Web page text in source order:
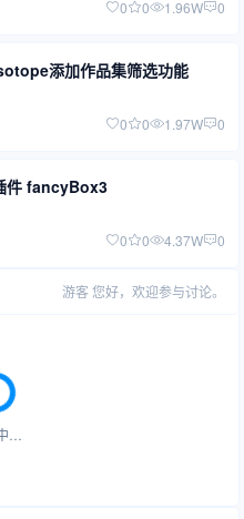
0 0 1.96W 0
添加作品集筛选功能
0 0 1.97W 0
件 fancyBox3
0 0 4.37W 0
游客 您好，欢迎参与讨论。
…